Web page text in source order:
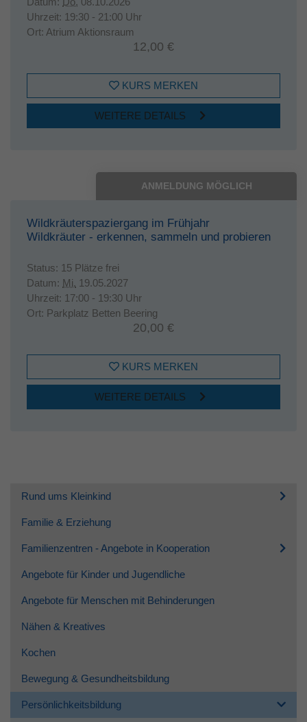
Uhrzeit: 19:30 - 21:00 Uhr
Ort: Atrium Aktionsraum
12,00 €
KURS MERKEN
WEITERE DETAILS
ANMELDUNG MÖGLICH
Wildkräuterspaziergang im Frühjahr
Wildkräuter - erkennen, sammeln und probieren
Status: 15 Plätze frei
Datum: Mi. 19.05.2027
Uhrzeit: 17:00 - 19:30 Uhr
Ort: Parkplatz Betten Beering
20,00 €
KURS MERKEN
WEITERE DETAILS
Rund ums Kleinkind
Familie & Erziehung
Familienzentren - Angebote in Kooperation
Angebote für Kinder und Jugendliche
Angebote für Menschen mit Behinderungen
Nähen & Kreatives
Kochen
Bewegung & Gesundheitsbildung
Persönlichkeitsbildung